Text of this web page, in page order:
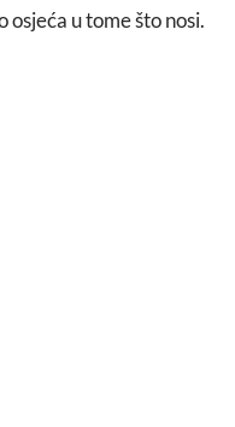
osjeća u tome što nosi.